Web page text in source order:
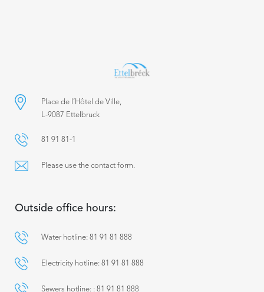
Place de l’Hôtel de Ville,
L-9087 Ettelbruck
81 91 81-1
Please use the contact form.
Outside office hours:
Water hotline: 81 91 81 888
Electricity hotline: 81 91 81 888
Sewers hotline: : 81 91 81 888